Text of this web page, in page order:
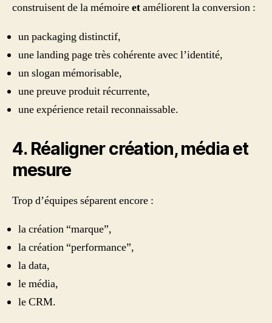
construisent de la mémoireetaméliorent la conversion :
un packaging distinctif,
une landing page très cohérente avec l’identité,
un slogan mémorisable,
une preuve produit récurrente,
une expérience retail reconnaissable.
4. Réaligner création, média et
mesure
Trop d’équipes séparent encore :
la création “marque”,
la création “performance”,
la data,
le média,
le CRM.